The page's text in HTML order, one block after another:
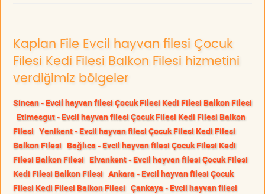
Kaplan File Evcil hayvan filesi Çocuk
Filesi Kedi Filesi Balkon Filesi hizmetini
verdiğimiz bölgeler
Sincan - Evcil hayvan filesi Çocuk Filesi Kedi Filesi Balkon Filesi
Etimesgut - Evcil hayvan filesi Çocuk Filesi Kedi Filesi Balkon
Filesi Yenikent - Evcil hayvan filesi Çocuk Filesi Kedi Filesi
Balkon Filesi Bağlıca - Evcil hayvan filesi Çocuk Filesi Kedi
Filesi Balkon Filesi Elvankent - Evcil hayvan filesi Çocuk Filesi
Kedi Filesi Balkon Filesi Ankara - Evcil hayvan filesi Çocuk
Filesi Kedi Filesi Balkon Filesi Çankaya - Evcil hayvan filesi